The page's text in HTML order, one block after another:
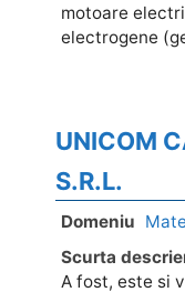
motoare
electrogene
UNICOM
S.R.L.
Domeniu
Scurta
A fost, este si